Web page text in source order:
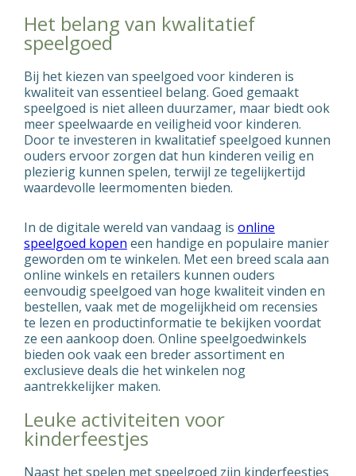
Het belang van kwalitatief
speelgoed
Bij het kiezen van speelgoed voor kinderen is
kwaliteit van essentieel belang. Goed gemaakt
speelgoed is niet alleen duurzamer, maar biedt ook
meer speelwaarde en veiligheid voor kinderen.
Door te investeren in kwalitatief speelgoed kunnen
ouders ervoor zorgen dat hun kinderen veilig en
plezierig kunnen spelen, terwijl ze tegelijkertijd
waardevolle leermomenten bieden.
In de digitale wereld van vandaag is online
speelgoed kopen een handige en populaire manier
geworden om te winkelen. Met een breed scala aan
online winkels en retailers kunnen ouders
eenvoudig speelgoed van hoge kwaliteit vinden en
bestellen, vaak met de mogelijkheid om recensies
te lezen en productinformatie te bekijken voordat
ze een aankoop doen. Online speelgoedwinkels
bieden ook vaak een breder assortiment en
exclusieve deals die het winkelen nog
aantrekkelijker maken.
Leuke activiteiten voor
kinderfeestjes
Naast het spelen met speelgoed zijn kinderfeestjes